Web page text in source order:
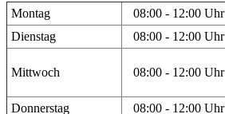
Montag 08:00 - 12:00 Uhr
Dienstag
08:00 - 12:00 Uhr
Mittwoch 08:00 - 12:00 Uhr
Donnerstag 08:00 - 12:00 Uhr